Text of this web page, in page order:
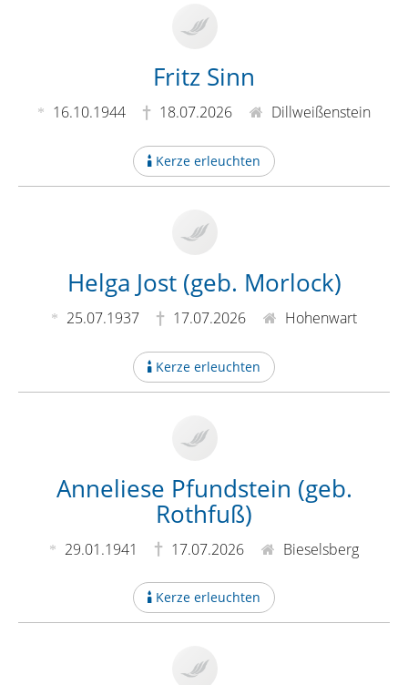
Fritz Sinn
16.10.1944 18.07.2026 Dillweißenstein
Kerze erleuchten
Helga Jost (geb. Morlock)
25.07.1937 17.07.2026 Hohenwart
Kerze erleuchten
Anneliese Pfundstein (geb.
Rothfuß)
29.01.1941 17.07.2026 Bieselsberg
Kerze erleuchten